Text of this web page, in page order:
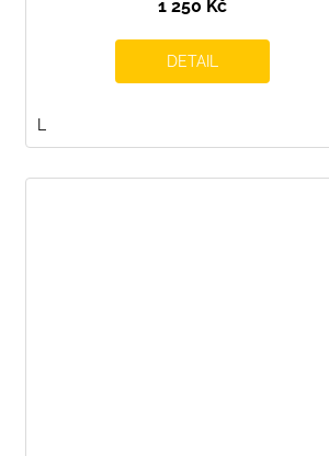
1 250 Kč
DETAIL